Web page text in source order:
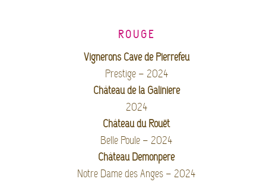
ROUGE
Vignerons Cave de Pierrefeu
Prestige – 2024
Château de la Galinière
2024
Château du Rouët
Belle Poule – 2024
Château Demonpère
Notre Dame des Anges – 2024